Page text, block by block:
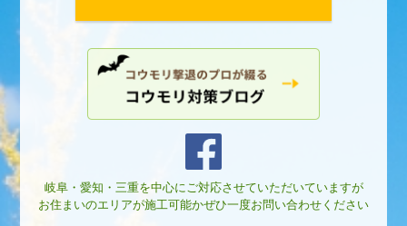
岐阜・愛知・三重を中心にご対応させていただいていますが
お住まいのエリアが施工可能かぜひ一度お問い合わせください